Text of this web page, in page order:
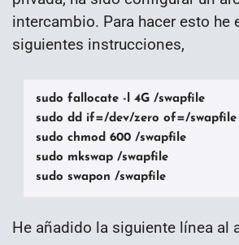
intercambio. Para hacer esto he
siguientes instrucciones,
sudo fallocate -l 4G /swapfile
sudo dd if=/dev/zero of=/swapfile
sudo chmod 600 /swapfile
sudo mkswap /swapfile
sudo swapon /swapfile
He añadido la siguiente línea al